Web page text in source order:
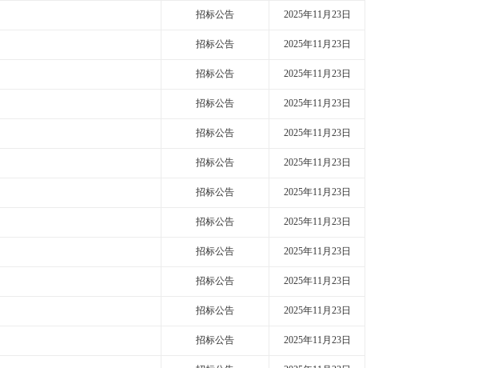
招标公告 2025年11月23日
招标公告 2025年11月23日
招标公告 2025年11月23日
招标公告 2025年11月23日
招标公告 2025年11月23日
招标公告 2025年11月23日
招标公告 2025年11月23日
招标公告 2025年11月23日
招标公告 2025年11月23日
招标公告 2025年11月23日
招标公告 2025年11月23日
招标公告 2025年11月23日